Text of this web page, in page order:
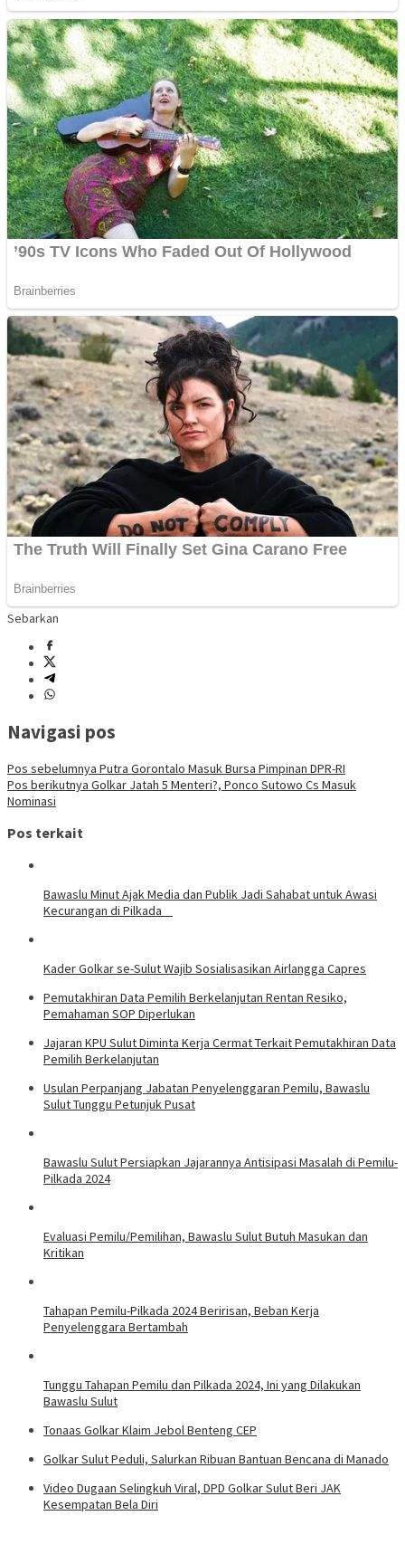
Sebarkan
Navigasi pos
Pos sebelumnya Putra Gorontalo Masuk Bursa Pimpinan DPR-RI
Pos berikutnya Golkar Jatah 5 Menteri?, Ponco Sutowo Cs Masuk
Nominasi
Pos terkait
Bawaslu Minut Ajak Media dan Publik Jadi Sahabat untuk Awasi
Kecurangan di Pilkada
Kader Golkar se-Sulut Wajib Sosialisasikan Airlangga Capres
Pemutakhiran Data Pemilih Berkelanjutan Rentan Resiko,
Pemahaman SOP Diperlukan
Jajaran KPU Sulut Diminta Kerja Cermat Terkait Pemutakhiran Data
Pemilih Berkelanjutan
Usulan Perpanjang Jabatan Penyelenggaran Pemilu, Bawaslu
Sulut Tunggu Petunjuk Pusat
Bawaslu Sulut Persiapkan Jajarannya Antisipasi Masalah di Pemilu-
Pilkada 2024
Evaluasi Pemilu/Pemilihan, Bawaslu Sulut Butuh Masukan dan
Kritikan
Tahapan Pemilu-Pilkada 2024 Beririsan, Beban Kerja
Penyelenggara Bertambah
Tunggu Tahapan Pemilu dan Pilkada 2024, Ini yang Dilakukan
Bawaslu Sulut
Tonaas Golkar Klaim Jebol Benteng CEP
Golkar Sulut Peduli, Salurkan Ribuan Bantuan Bencana di Manado
Video Dugaan Selingkuh Viral, DPD Golkar Sulut Beri JAK
Kesempatan Bela Diri